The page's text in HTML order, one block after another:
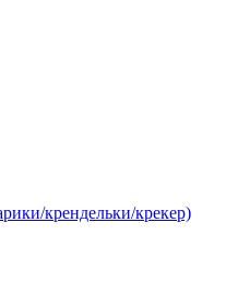
крендельки/крекер)